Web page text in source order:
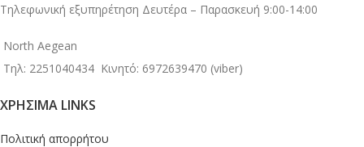
Τηλεφωνική εξυπηρέτηση Δευτέρα – Παρασκευή 9:00-14:00
North Aegean
Τηλ: 2251040434 Κινητό: 6972639470 (viber)
ΧΡΉΣΙΜΑ LINKS
Πολιτική απορρήτου